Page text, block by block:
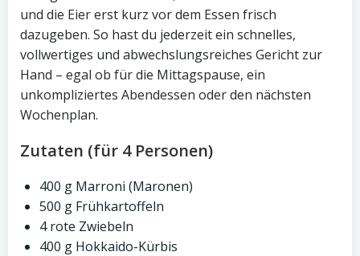
und die Eier erst kurz vor dem Essen frisch
dazugeben. So hast du jederzeit ein schnelles,
vollwertiges und abwechslungsreiches Gericht zur
Hand – egal ob für die Mittagspause, ein
unkompliziertes Abendessen oder den nächsten
Wochenplan.
Zutaten (für 4 Personen)
400 g Marroni (Maronen)
500 g Frühkartoffeln
4 rote Zwiebeln
400 g Hokkaido-Kürbis